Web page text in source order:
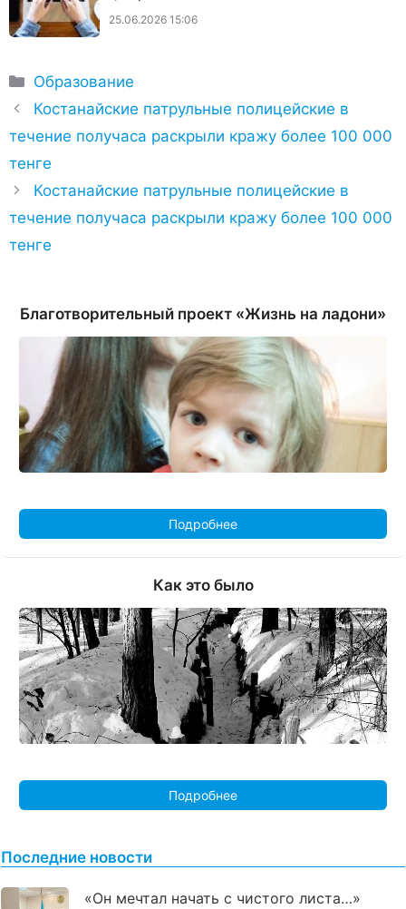
25.06.2026 15:06
Рубрики
Образование
Костанайские патрульные полицейские в
течение получаса раскрыли кражу более 100 000
тенге
Костанайские патрульные полицейские в
течение получаса раскрыли кражу более 100 000
тенге
Благотворительный проект «Жизнь на ладони»
Подробнее
Как это было
Подробнее
Последние новости
«Он мечтал начать с чистого листа…»